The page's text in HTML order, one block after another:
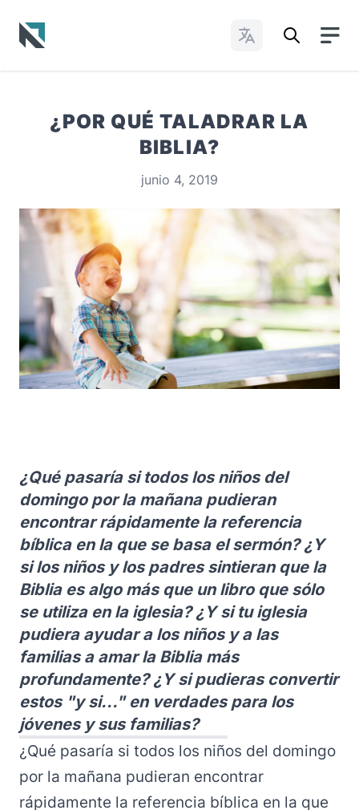
Cambiar idioma
¿POR QUÉ TALADRAR LA
BIBLIA?
junio 4, 2019
¿Qué pasaría si todos los niños del
domingo por la mañana pudieran
encontrar rápidamente la referencia
bíblica en la que se basa el sermón? ¿Y
si los niños y los padres sintieran que la
Biblia es algo más que un libro que sólo
se utiliza en la iglesia? ¿Y si tu iglesia
pudiera ayudar a los niños y a las
familias a amar la Biblia más
profundamente? ¿Y si pudieras convertir
estos "y si..." en verdades para los
jóvenes y sus familias?
¿Qué pasaría si todos los niños del domingo
por la mañana pudieran encontrar
rápidamente la referencia bíblica en la que